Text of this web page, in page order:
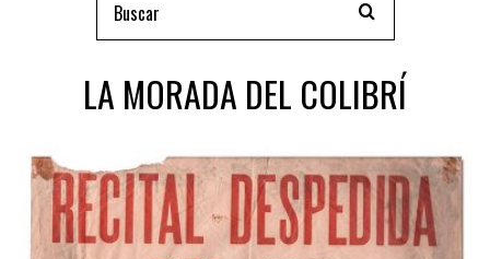
LA MORADA DEL COLIBRÍ